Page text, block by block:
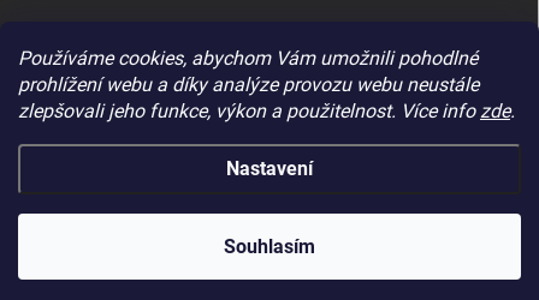
Používáme cookies, abychom Vám umožnili pohodlné
prohlížení webu a díky analýze provozu webu neustále
zlepšovali jeho funkce, výkon a použitelnost. Více infozde.
Nastavení
Souhlasím
Copyright 20261Pohony.cz. Všechna práva vyhrazena.Upravit nastavení
cookies